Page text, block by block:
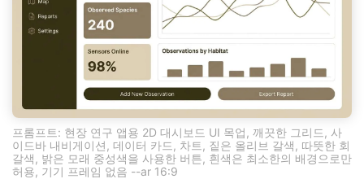
프롬프트: 현장 연구 앱용 2D 대시보드 UI 목업, 깨끗한 그리드, 사
이드바 내비게이션, 데이터 카드, 차트, 짙은 올리브 갈색, 따뜻한 회
갈색, 밝은 모래 중성색을 사용한 버튼, 흰색은 최소한의 배경으로만
허용, 기기 프레임 없음 --ar 16:9